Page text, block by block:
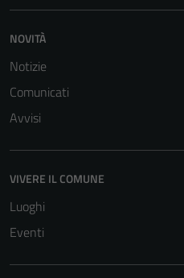
NOVITÀ
Notizie
Comunicati
Avvisi
VIVERE IL COMUNE
Luoghi
Eventi